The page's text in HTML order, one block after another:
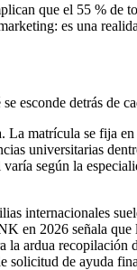
que el 55 % de
es una
detrás de
matrícula se fija
universitarias
según la
internacionales
en 2026 señala
recopilación
solicitud de ayuda